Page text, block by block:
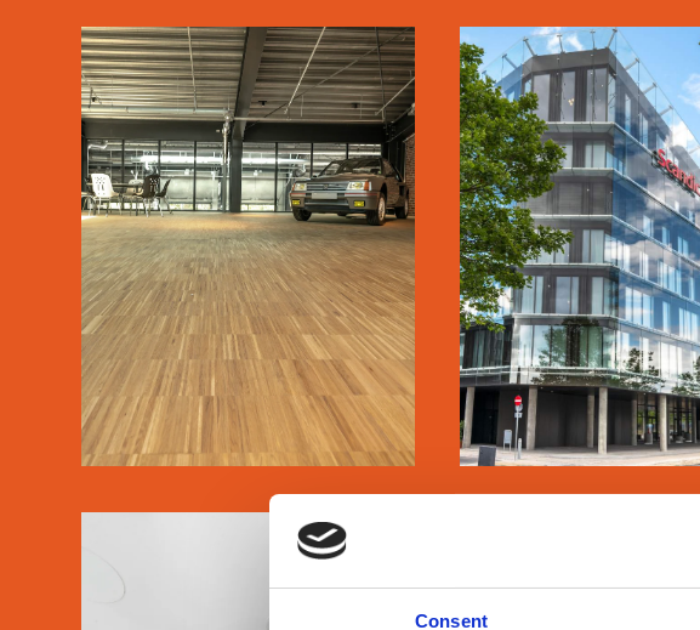
Consent
CLASSIC CAR
HOUSE
SE MERE
SCANDIC
SPECTRUM
SE MERE